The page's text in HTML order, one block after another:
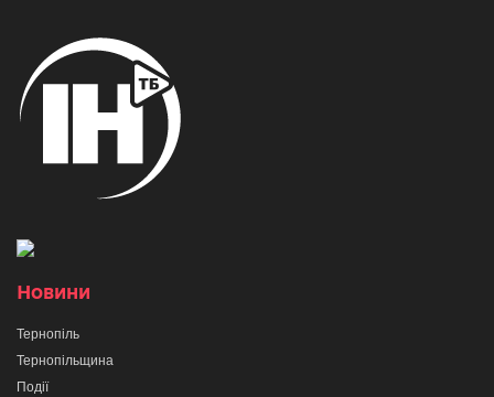
Новини
Тернопіль
Тернопільщина
Події